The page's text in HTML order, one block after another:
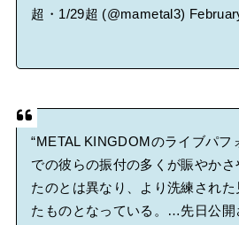
超・1/29超 (@mametal3)
“METAL KINGDOMのライブパフ
での彼らの振付の多くが賑やか
たのとは異なり、より洗練され
たものとなっている。…先日公開